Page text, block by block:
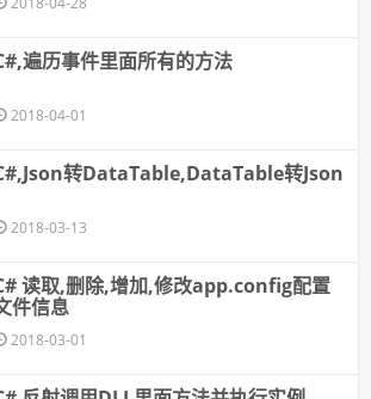
遍历事件里面所有的方法
2018-04-01
转DataTable,DataTable转Json
2018-03-13
读取,删除,增加,修改app.config配置
件信息
2018-03-01